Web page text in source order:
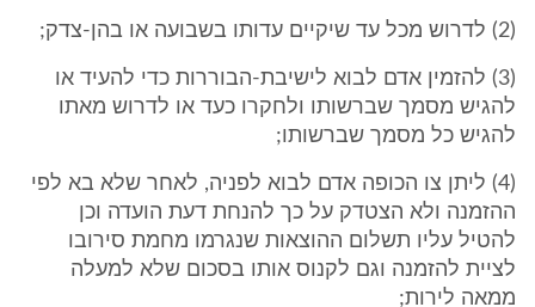
(2) לדרוש מכל עד שיקיים עדותו בשבועה או בהן-צדק;
(3) להזמין אדם לבוא לישיבת-הבוררות כדי להעיד או
להגיש מסמך שברשותו ולחקרו כעד או לדרוש מאתו
להגיש כל מסמך שברשותו;
(4) ליתן צו הכופה אדם לבוא לפניה, לאחר שלא בא לפי
ההזמנה ולא הצטדק על כך להנחת דעת הועדה וכן
להטיל עליו תשלום ההוצאות שנגרמו מחמת סירובו
לציית להזמנה וגם לקנוס אותו בסכום שלא למעלה
ממאה לירות;